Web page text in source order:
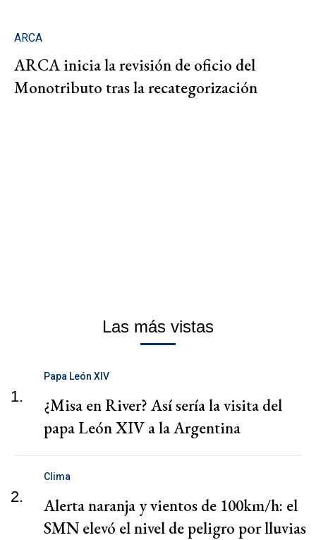
ARCA
ARCA inicia la revisión de oficio del
Monotributo tras la recategorización
Las más vistas
1.
Papa León XIV
¿Misa en River? Así sería la visita del
papa León XIV a la Argentina
2.
Clima
Alerta naranja y vientos de 100km/h: el
SMN elevó el nivel de peligro por lluvias